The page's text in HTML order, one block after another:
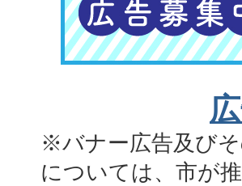
※バナー広告及び
については、市が